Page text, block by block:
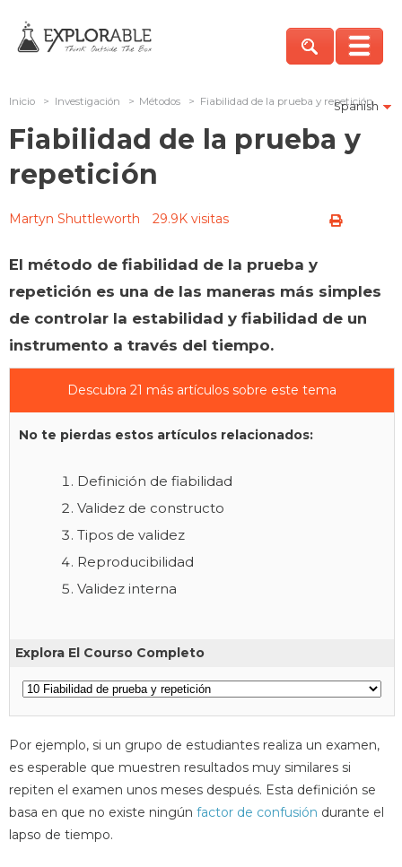
Spanish
Inicio > Investigación > Métodos > Fiabilidad de la prueba y repetición
Fiabilidad de la prueba y
repetición
Martyn Shuttleworth 29.9K visitas
El método de fiabilidad de la prueba y
repetición es una de las maneras más simples
de controlar la estabilidad y fiabilidad de un
instrumento a través del tiempo.
Descubra 21 más artículos sobre este tema
No te pierdas estos artículos relacionados:
Definición de fiabilidad
Validez de constructo
Tipos de validez
Reproducibilidad
Validez interna
Explora El Courso Completo
Por ejemplo, si un grupo de estudiantes realiza un examen,
es esperable que muestren resultados muy similares si
repiten el examen unos meses después. Esta definición se
basa en que no existe ningún factor de confusión durante el
lapso de tiempo.